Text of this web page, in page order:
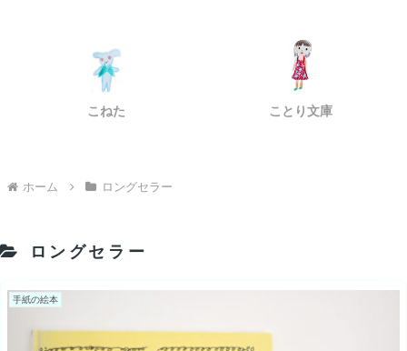
こねた ことり文庫
ホーム ロングセラー
ロングセラー
手紙の絵本